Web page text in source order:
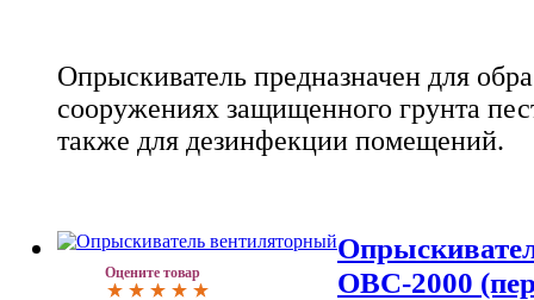
Опрыскиватель предназначен для
сооружениях защищенного грунта
также для дезинфекции помещений.
Оцените товар
ОВС-2000